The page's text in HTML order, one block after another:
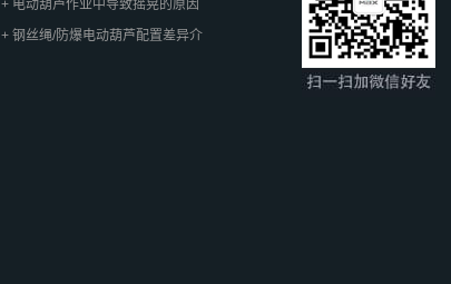
+ 电动葫芦作业中导致摇晃的原因
+ 钢丝绳/防爆电动葫芦配置差异介